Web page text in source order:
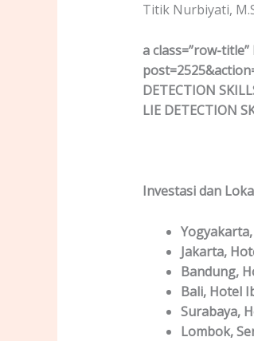
Titik Nurbiyati,
a class=”row-
DETECTION
LIE DETECTION
Investasi dan
Yogyakarta
Jakarta,
Bandung,
Bali, Hotel
Surabaya,
Lombok,